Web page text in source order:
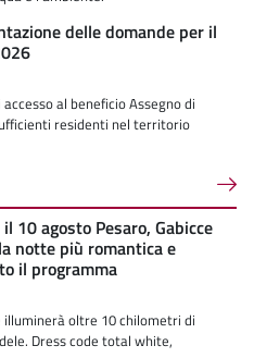
delle domande per il
al beneficio Assegno di
residenti nel territorio
10 agosto Pesaro, Gabicce
notte più romantica e
il programma
illuminerà oltre 10 chilometri di
Dress code total white,